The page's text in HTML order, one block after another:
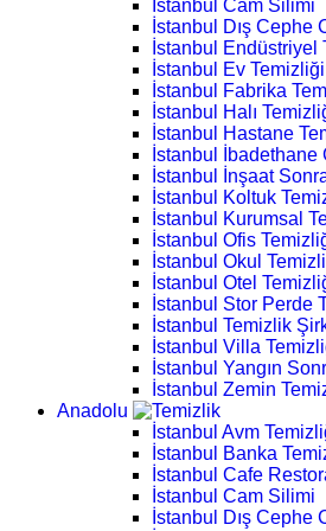
İstanbul Cam Silimi
İstanbul Dış Cephe
İstanbul Endüstriyel
İstanbul Ev Temizliği
İstanbul Fabrika
İstanbul Halı
İstanbul Hastane
İstanbul İbadethane
İstanbul İnşaat
İstanbul Koltuk
İstanbul Kurumsal
İstanbul Ofis
İstanbul Okul
İstanbul Otel
İstanbul Stor Perde
İstanbul Temizlik
İstanbul Villa
İstanbul Yangın
İstanbul Zemin
Anadolu
İstanbul Avm
İstanbul Banka
İstanbul Cafe
İstanbul Cam Silimi
İstanbul Dış Cephe